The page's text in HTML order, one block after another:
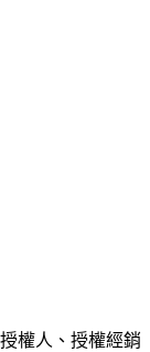
權人、授權經銷